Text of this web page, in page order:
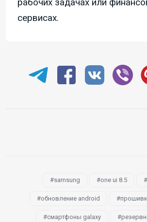
сервисах.
samsung one ui 8.5
обновление android
смартфоны galaxy